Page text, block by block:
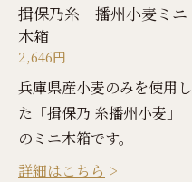
揖保乃糸 播州小麦ミニ
木箱
2,646円
兵庫県産小麦のみを使用し
た「揖保乃 糸播州小麦」
のミニ木箱です。
詳細はこちら